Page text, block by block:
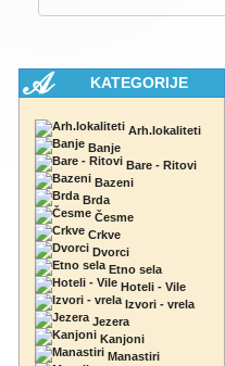
KATEGORIJE
Arh.lokaliteti
Banje
Bare - Ritovi
Bazeni
Brda
Česme
Crkve
Dvorci
Etno sela
Hoteli - Vile
Izvori - vrela
Jezera
Kanjoni
Manastiri